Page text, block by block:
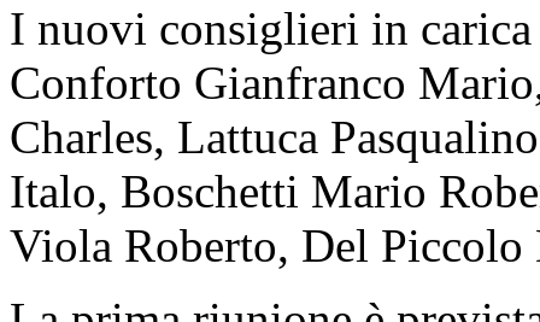
I nuovi consiglieri in
Conforto Gianfranco
Charles, Lattuca
Italo, Boschetti Mario
Viola Roberto, Del Piccolo